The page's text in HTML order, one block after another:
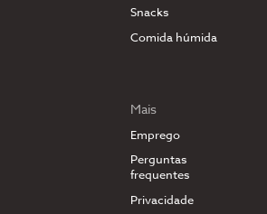
Snacks
Comida húmida
Mais
Emprego
Perguntas
frequentes
Privacidade